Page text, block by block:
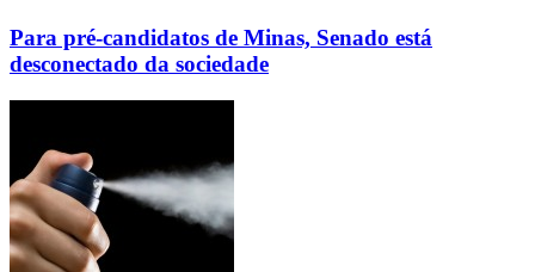
Para pré-candidatos de Minas, Senado está
desconectado da sociedade